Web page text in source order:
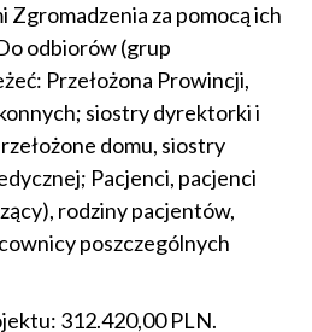
za pomocą ich
odbiorów (grup
Przełożona Prowincji,
siostry dyrektorki i
domu, siostry
Pacjenci, pacjenci
rodziny pacjentów,
poszczególnych
312.420,00 PLN.